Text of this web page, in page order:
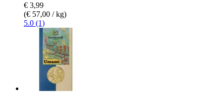
€ 3,99
(€ 57,00 / kg)
5.0 (1)